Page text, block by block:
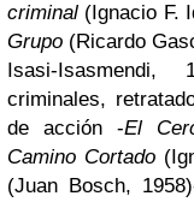
criminal (Ignacio F.
Grupo (Ricardo
Isasi-
criminales,
de acción -El
Camino Cortado
(Juan Bosch,